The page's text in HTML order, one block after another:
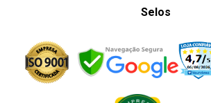
Selos